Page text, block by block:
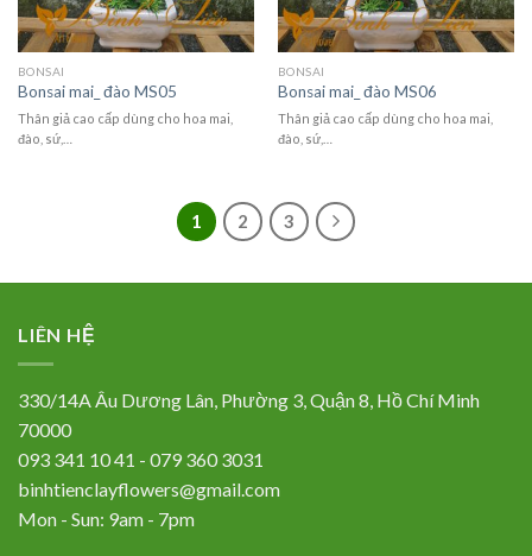
BONSAI
Bonsai mai_ đào MS05
Thân giả cao cấp dùng cho hoa mai,
đào, sứ,…
BONSAI
Bonsai mai_ đào MS06
Thân giả cao cấp dùng cho hoa mai,
đào, sứ,…
1 2 3
LIÊN HỆ
330/14A Âu Dương Lân, Phường 3, Quận 8, Hồ Chí Minh
70000
093 341 10 41 - 079 360 3031
binhtienclayflowers@gmail.com
Mon - Sun: 9am - 7pm